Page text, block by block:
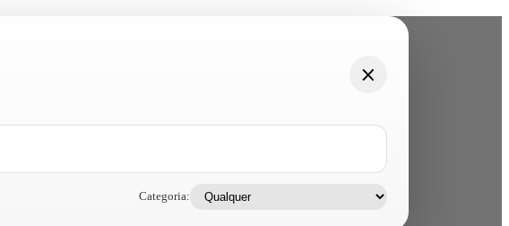
Categoria: